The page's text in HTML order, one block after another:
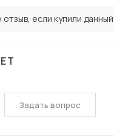
если купили
Задать вопрос